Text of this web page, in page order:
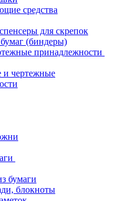
средства
для скрепок
(биндеры)
принадлежности
чертежные
бумаги
блокноты